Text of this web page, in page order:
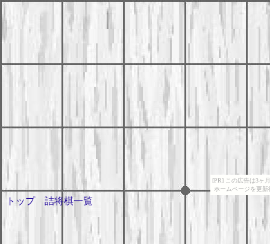
[PR] この広告は3ヶ
ホームページを更
トップ 詰将棋一覧